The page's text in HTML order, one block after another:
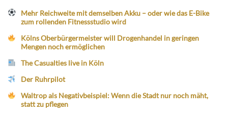
Mehr Reichweite mit demselben Akku – oder wie das E-Bike
zum rollenden Fitnessstudio wird
Kölns Oberbürgermeister will Drogenhandel in geringen
Mengen noch ermöglichen
The Casualties live in Köln
Der Ruhrpilot
Waltrop als Negativbeispiel: Wenn die Stadt nur noch mäht,
statt zu pflegen